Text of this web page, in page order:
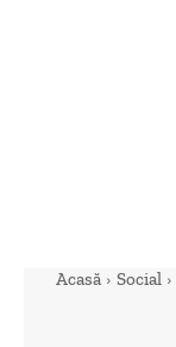
Acasă Social